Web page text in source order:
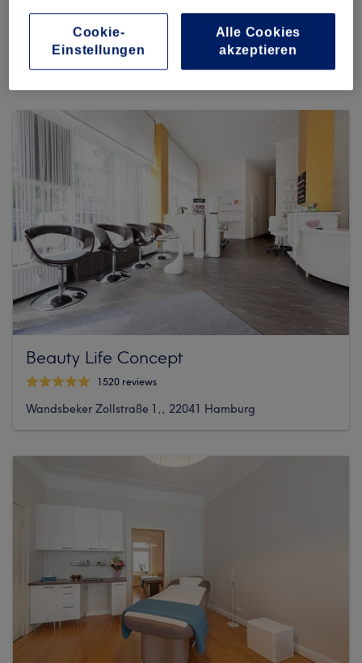
Suwanrat Thai Wellness
756 reviews
Beauty Life Concept
1520 reviews
Wandsbeker Zollstraße 1,, 22041 Hamburg
Cookie-
Einstellungen
Alle Cookies
akzeptieren